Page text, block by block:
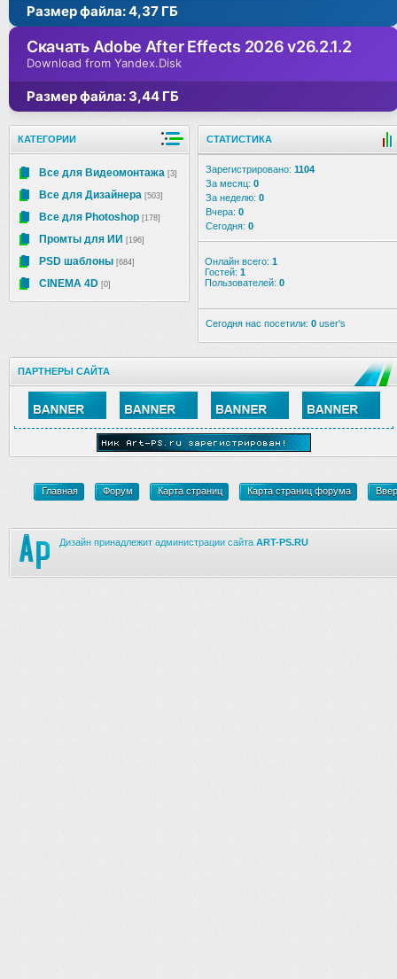
Размер файла: 4,37 ГБ
Скачать Adobe After Effects 2026 v26.2.1.2
Download from Yandex.Disk
Размер файла: 3,44 ГБ
КАТЕГОРИИ
Все для Видеомонтажа [3]
Все для Дизайнера [503]
Все для Photoshop [178]
Промты для ИИ [196]
PSD шаблоны [684]
CINEMA 4D [0]
СТАТИСТИКА
Зарегистрировано: 1104
За месяц: 0
За неделю: 0
Вчера: 0
Сегодня: 0
Онлайн всего: 1
Гостей: 1
Пользователей: 0
Сегодня нас посетили: 0 user's
ПАРТНЕРЫ САЙТА
Главная Форум Карта страниц Карта страниц форума
Дизайн принадлежит администрации сайта ART-PS.RU